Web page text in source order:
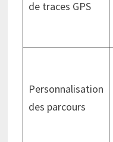
de traces GPS
Personnalisation
des parcours